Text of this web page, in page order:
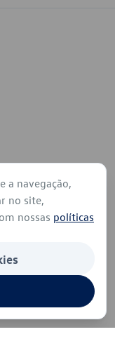
a navegação,
no site,
nossas políticas